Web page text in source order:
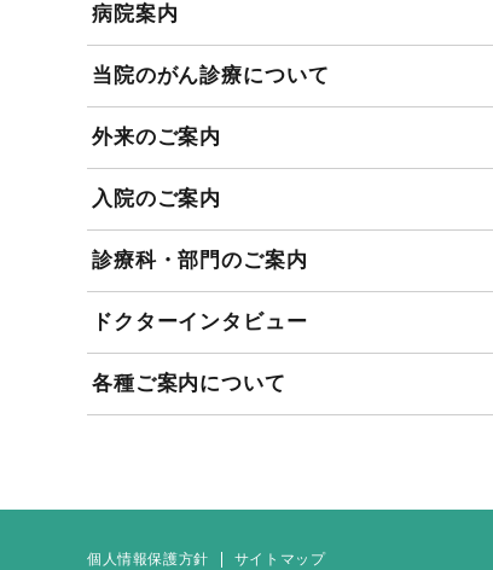
病院案内
当院のがん診療について
外来のご案内
入院のご案内
診療科・部門のご案内
ドクターインタビュー
各種ご案内について
個人情報保護方針 サイトマップ